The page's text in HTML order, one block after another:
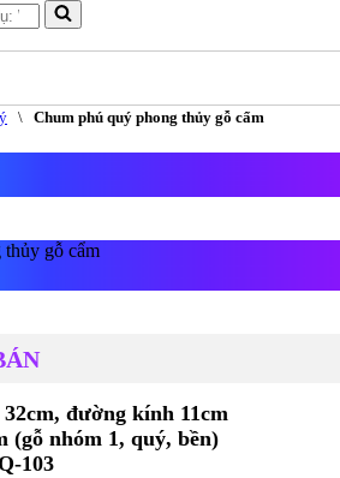
\ Chum phú quý phong thủy gỗ cẩm
đường kính 11cm
(gỗ nhóm 1, quý, bền)
103